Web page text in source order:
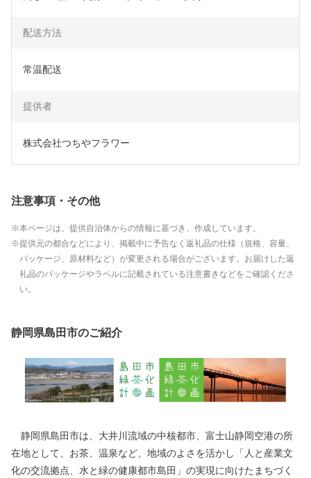
配送方法
常温配送
提供者
株式会社つちやフラワー
注意事項・その他
本ページは、提供自治体からの情報に基づき、作成しています。
提供元の都合などにより、掲載中に予告なく返礼品の仕様（規格、容量、
パッケージ、原材料など）が変更される場合がございます。お届けした返
礼品のパッケージやラベルに記載されている注意書きなどをご確認くださ
い。
静岡県島田市のご紹介
静岡県島田市は、大井川流域の中核都市、富士山静岡空港の所
在地として、お茶、温泉など、地域のよさを活かし「人と産業文
化の交流拠点、水と緑の健康都市島田」の実現に向けたまちづく